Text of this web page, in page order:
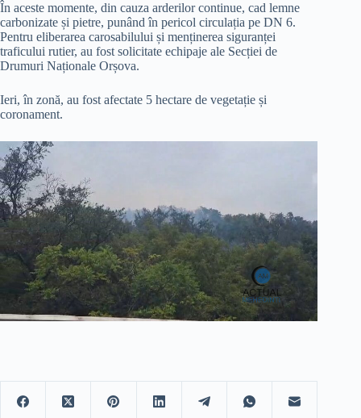
În aceste momente, din cauza arderilor continue, cad lemne
carbonizate și pietre, punând în pericol circulația pe DN 6.
Pentru eliberarea carosabilului și menținerea siguranței
traficului rutier, au fost solicitate echipaje ale Secției de
Drumuri Naționale Orșova.
Ieri, în zonă, au fost afectate 5 hectare de vegetație și
coronament.